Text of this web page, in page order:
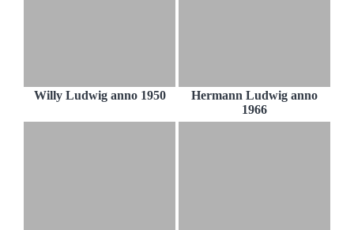
Willy Ludwig anno 1950
Hermann Ludwig anno
1966